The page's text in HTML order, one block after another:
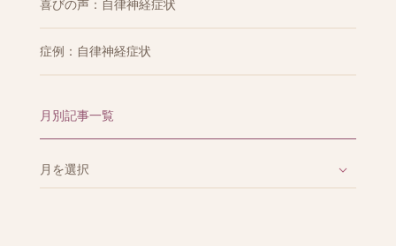
喜びの声：自律神経症状
症例：自律神経症状
月別記事一覧